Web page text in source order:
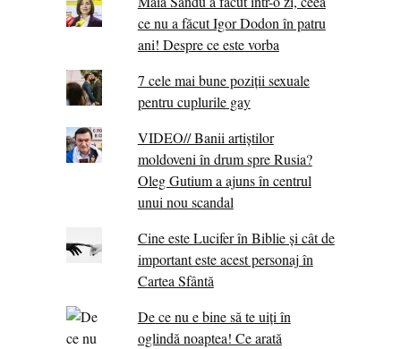
ce nu a făcut Igor Dodon în patru
ani! Despre ce este vorba
7 cele mai bune poziții sexuale
pentru cuplurile gay
VIDEO// Banii artiștilor
moldoveni în drum spre Rusia?
Oleg Gutium a ajuns în centrul
unui nou scandal
Cine este Lucifer în Biblie și cât de
important este acest personaj în
Cartea Sfântă
De ce nu e bine să te uiți în
oglindă noaptea! Ce arată